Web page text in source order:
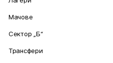
Мачове
Сектор „Б“
Трансфери